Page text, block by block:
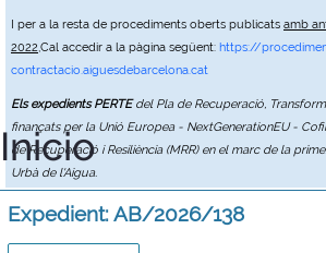
I per a la resta de procediments oberts publicats amb
2022,Cal accedir a la pàgina següent: https://
contractacio.aiguesdebarcelona.cat
Els expedients PERTEdel Pla de Recuperació,
finançats per la Unió Europea - NextGenerationEU -
de Recuperació i Resiliència (MRR) en el marc de la
Urbà de l'Aigua.
Inicio
Expedient: AB/2026/138